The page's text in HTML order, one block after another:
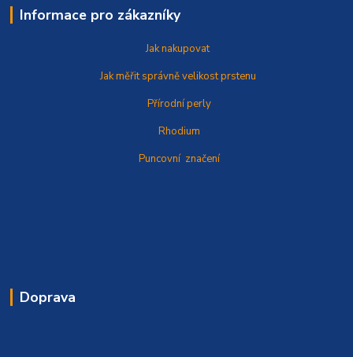
Informace pro zákazníky
Jak nakupovat
Jak měřit správněvelikost prstenu
Přírodní perly
Rhodium
Puncovní značení
Doprava